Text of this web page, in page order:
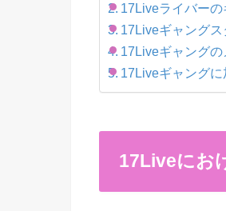
17Liveライバー
17Liveギャング
17Liveギャングの
17Liveギャングに
17Liveにお